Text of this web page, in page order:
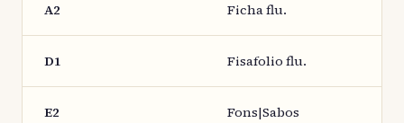
A2 Ficha flu.
D1 Fisafolio flu.
E2 Fons|Sabos